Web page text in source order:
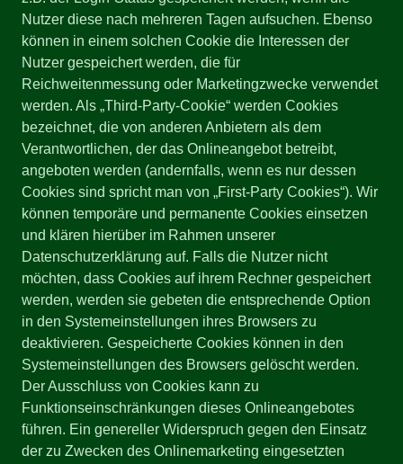
Nutzer diese nach mehreren Tagen aufsuchen. Ebenso
können in einem solchen Cookie die Interessen der
Nutzer gespeichert werden, die für
Reichweitenmessung oder Marketingzwecke verwendet
werden. Als „Third-Party-Cookie“ werden Cookies
bezeichnet, die von anderen Anbietern als dem
Verantwortlichen, der das Onlineangebot betreibt,
angeboten werden (andernfalls, wenn es nur dessen
Cookies sind spricht man von „First-Party Cookies“). Wir
können temporäre und permanente Cookies einsetzen
und klären hierüber im Rahmen unserer
Datenschutzerklärung auf. Falls die Nutzer nicht
möchten, dass Cookies auf ihrem Rechner gespeichert
werden, werden sie gebeten die entsprechende Option
in den Systemeinstellungen ihres Browsers zu
deaktivieren. Gespeicherte Cookies können in den
Systemeinstellungen des Browsers gelöscht werden.
Der Ausschluss von Cookies kann zu
Funktionseinschränkungen dieses Onlineangebotes
führen. Ein genereller Widerspruch gegen den Einsatz
der zu Zwecken des Onlinemarketing eingesetzten